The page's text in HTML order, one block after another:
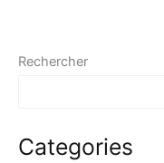
Rechercher
Categories